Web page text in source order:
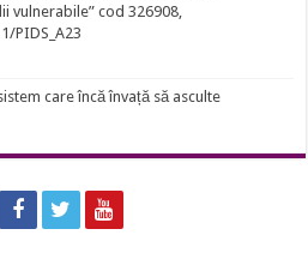
vulnerabile” cod 326908,
PIDS_A23
care încă învață să asculte